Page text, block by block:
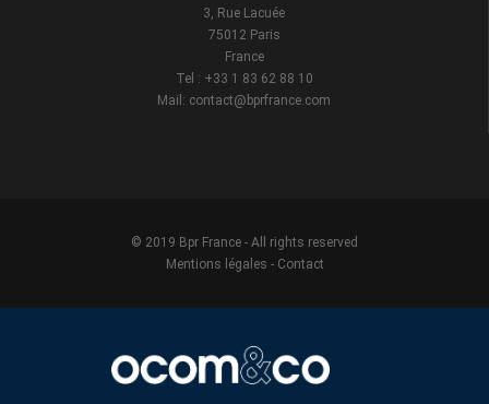
3, Rue Lacuée
75012 Paris
France
Tel : +33 1 83 62 88 10
Mail: contact@bprfrance.com
© 2019 Bpr France - All rights reserved
Mentions légales - Contact